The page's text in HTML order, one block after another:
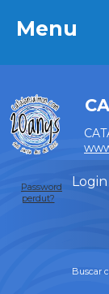
Menu
Login
Password
perdut?
Buscar
Menu